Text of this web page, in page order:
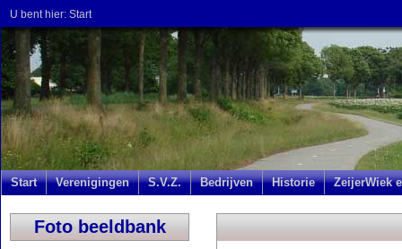
U bent hier: Start
Start Verenigingen S.V.Z. Bedrijven Historie ZeijerWiek
Foto beeldbank